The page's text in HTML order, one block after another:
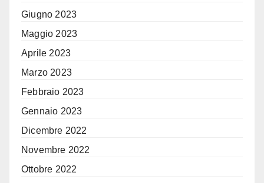
Giugno 2023
Maggio 2023
Aprile 2023
Marzo 2023
Febbraio 2023
Gennaio 2023
Dicembre 2022
Novembre 2022
Ottobre 2022